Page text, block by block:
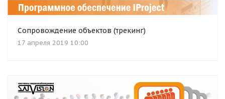
Сопровождение объектов (трекинг)
17 апреля 2019 10:00